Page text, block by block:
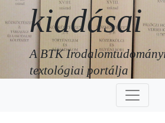
kiadásai
A BTK
textológiai portálja